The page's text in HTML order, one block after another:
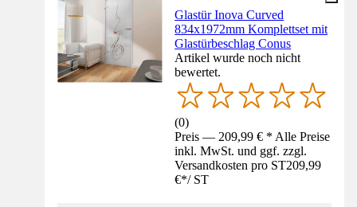
Glastür Inova Curved
834x1972mm Komplettset mit
Glastürbeschlag Conus
Artikel wurde noch nicht
bewertet.
(0)
Preis — 209,99 € * Alle Preise
inkl. MwSt. und ggf. zzgl.
Versandkosten pro ST209,99
€*/ ST